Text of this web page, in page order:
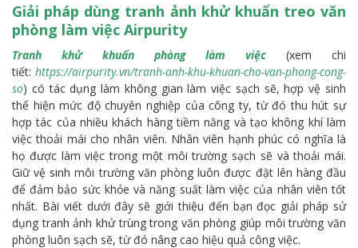
Giải pháp dùng tranh ảnh khử khuẩn treo văn
phòng làm việc Airpurity
Tranh khử khuẩn phòng làm việc (xem chi
tiết: https://airpurity.vn/tranh-anh-khu-khuan-cho-van-phong-cong-
so) có tác dụng làm không gian làm việc sạch sẽ, hợp vệ sinh
thể hiện mức độ chuyên nghiệp của công ty, từ đó thu hút sự
hợp tác của nhiều khách hàng tiềm năng và tạo không khí làm
việc thoải mái cho nhân viên. Nhân viên hạnh phúc có nghĩa là
họ được làm việc trong một môi trường sạch sẽ và thoải mái.
Giữ vệ sinh môi trường văn phòng luôn được đặt lên hàng đầu
để đảm bảo sức khỏe và năng suất làm việc của nhân viên tốt
nhất. Bài viết dưới đây sẽ giới thiệu đến bạn đọc giải pháp sử
dụng tranh ảnh khử trùng trong văn phòng giúp môi trường văn
phòng luôn sạch sẽ, từ đó nâng cao hiệu quả công việc.